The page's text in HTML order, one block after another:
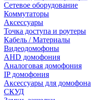
Сетевое оборудование
Коммутаторы
Аксессуары
Точка доступа и роутеры
Кабель / Материалы
Видеодомофоны
AHD домофония
Аналоговая домофония
IP домофония
Аксессуары для домофона
СКУД